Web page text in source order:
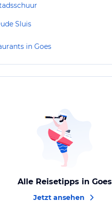
Sluis
in Goes
Alle Reisetipps in Goes
Jetzt ansehen